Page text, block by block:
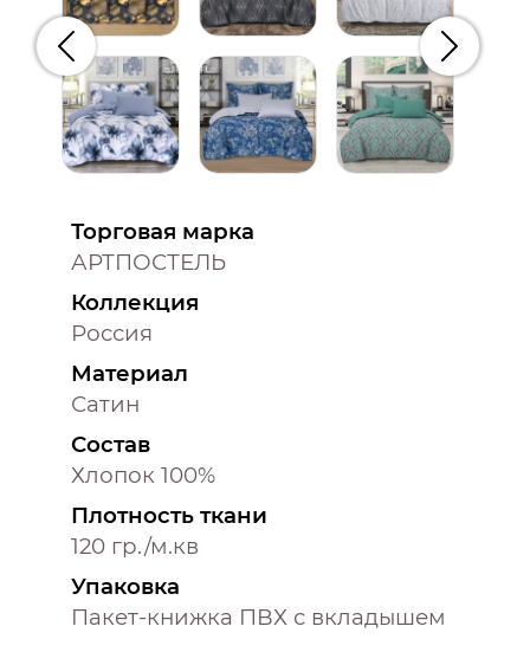
Предыдущий
Торговая марка
АРТПОСТЕЛЬ
Коллекция
Россия
Материал
Сатин
Состав
Хлопок 100%
Плотность ткани
120 гр./м.кв
Упаковка
Пакет-книжка ПВХ с вкладышем